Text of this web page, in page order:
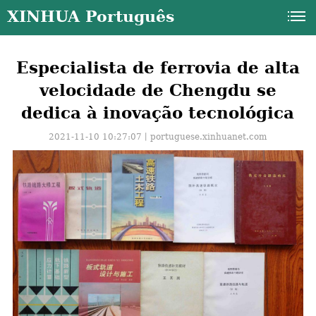
XINHUA Português
Especialista de ferrovia de alta
velocidade de Chengdu se
dedica à inovação tecnológica
2021-11-10 10:27:07丨portuguese.xinhuanet.com